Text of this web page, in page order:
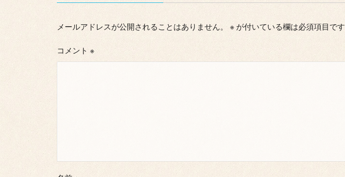
メールアドレスが公開されることはありません。 ※ が付いている欄は必須項目です
コメント ※